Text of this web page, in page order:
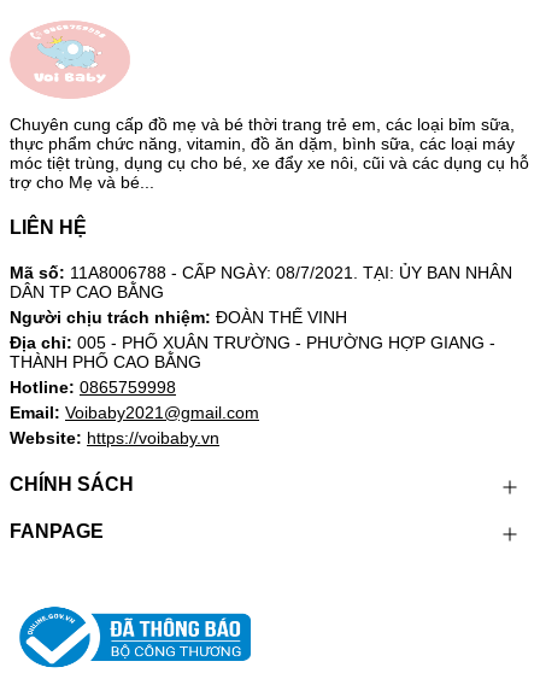
Chuyên cung cấp đồ mẹ và bé thời trang trẻ em, các loại bỉm sữa,
thực phẩm chức năng, vitamin, đồ ăn dặm, bình sữa, các loại máy
móc tiệt trùng, dụng cụ cho bé, xe đẩy xe nôi, cũi và các dụng cụ hỗ
trợ cho Mẹ và bé...
LIÊN HỆ
Mã số: 11A8006788 - CẤP NGÀY: 08/7/2021. TẠI: ỦY BAN NHÂN
DÂN TP CAO BẰNG
Người chịu trách nhiệm: ĐOÀN THẾ VINH
Địa chỉ: 005 - PHỐ XUÂN TRƯỜNG - PHƯỜNG HỢP GIANG -
THÀNH PHỐ CAO BẰNG
Hotline: 0865759998
Email: Voibaby2021@gmail.com
Website: https://voibaby.vn
CHÍNH SÁCH
FANPAGE